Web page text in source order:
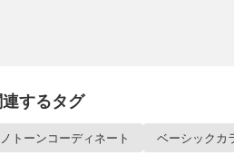
するタグ
トーンコーディネート ベーシックカ